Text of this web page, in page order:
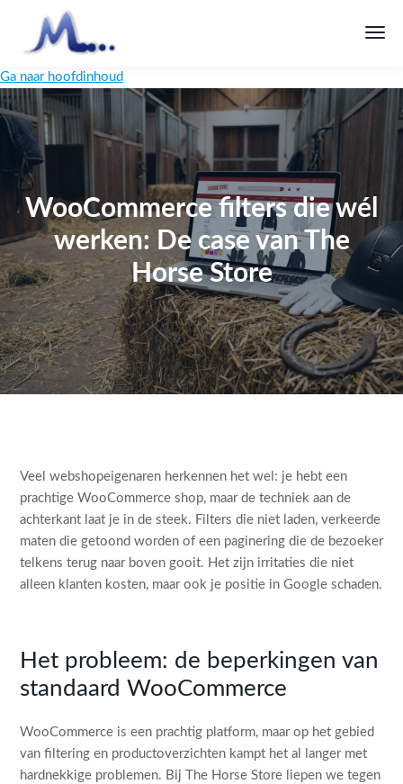
Ga naar hoofdinhoud
WooCommerce filters die wél
werken: De case van The
Horse Store
Veel webshopeigenaren herkennen het wel: je hebt een
prachtige WooCommerce shop, maar de techniek aan de
achterkant laat je in de steek. Filters die niet laden, verkeerde
maten die getoond worden of een paginering die de bezoeker
telkens terug naar boven gooit. Het zijn irritaties die niet
alleen klanten kosten, maar ook je positie in Google schaden.
Het probleem: de beperkingen van
standaard WooCommerce
WooCommerce is een prachtig platform, maar op het gebied
van filtering en productoverzichten kampt het al langer met
hardnekkige problemen. Bij The Horse Store liepen we tegen